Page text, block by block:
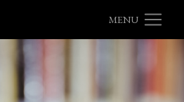
MENU